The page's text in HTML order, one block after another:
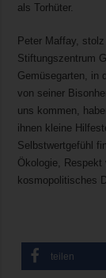
als Torhüter.
Peter Maffay,
Stiftungszentrum
Gemüsegarten, in
von seiner
uns kommen,
ihnen kleine
Selbstwertgefühl
Ökologie, Respekt
kosmopolitisches
teilen